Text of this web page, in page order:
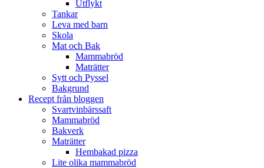
Utflykt
Tankar
Leva med barn
Skola
Mat och Bak
Mammabröd
Maträtter
Sytt och Pyssel
Bakgrund
Recept från bloggen
Svartvinbärssaft
Mammabröd
Bakverk
Maträtter
Hembakad pizza
Lite olika mammabröd